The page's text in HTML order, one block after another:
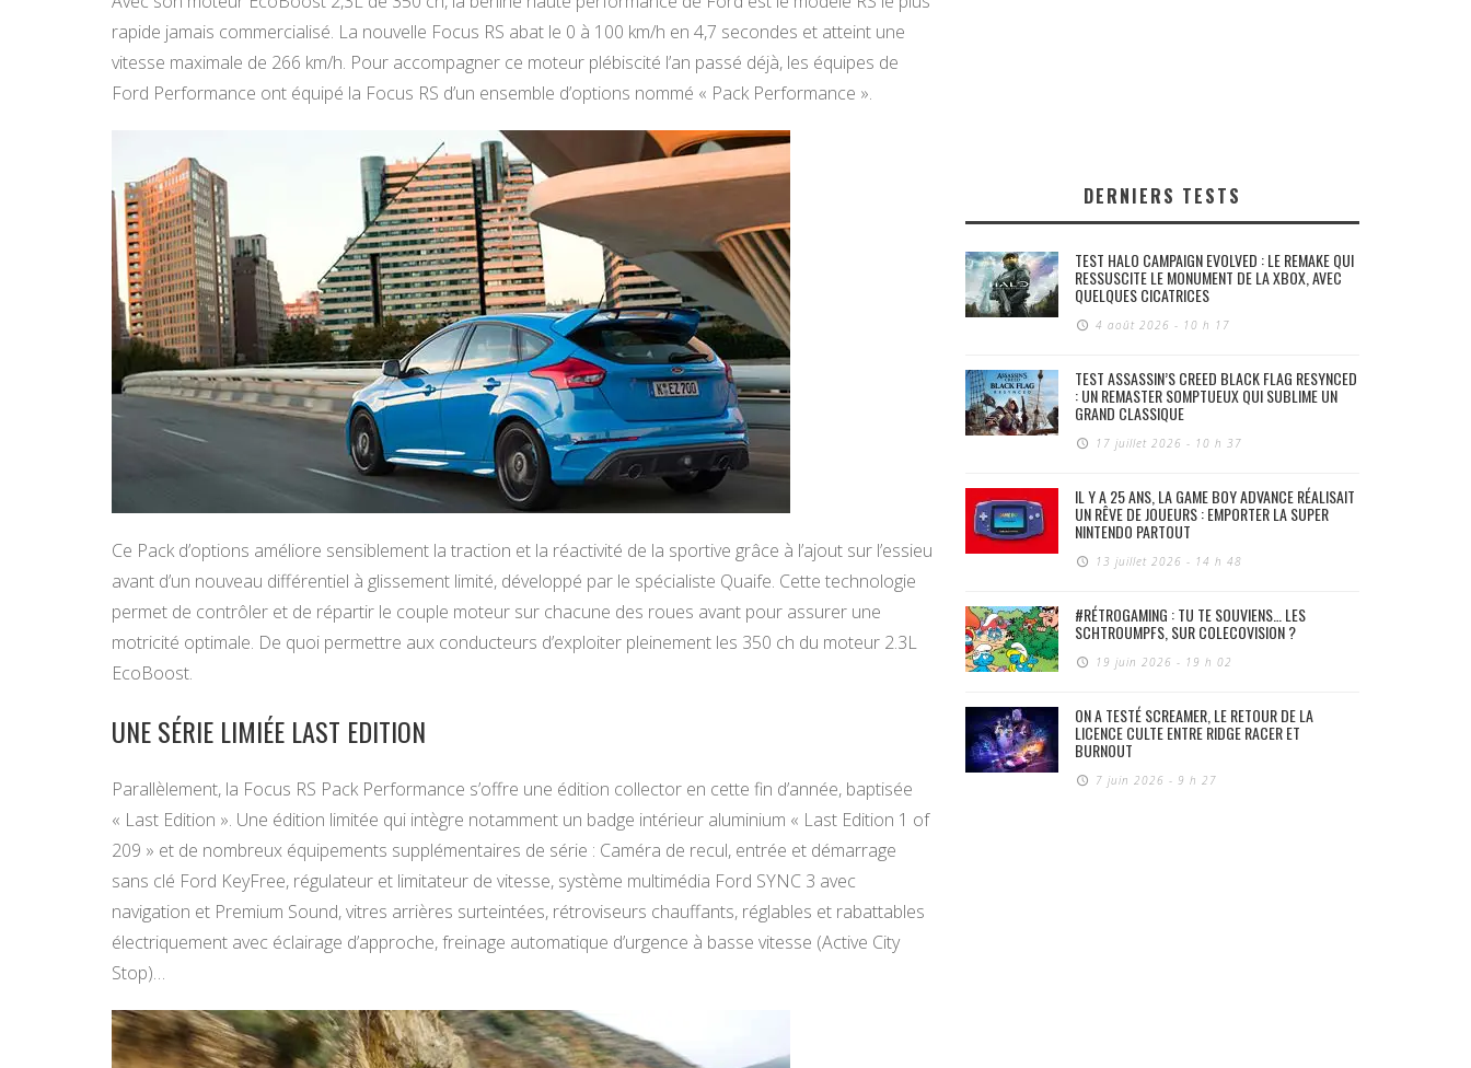
rapide jamais commercialisé. La nouvelle Focus RS abat le 0 à 100 km/h en 4,7 secondes et atteint une
vitesse maximale de 266 km/h. Pour accompagner ce moteur plébiscité l’an passé déjà, les équipes de
Ford Performance ont équipé la Focus RS d’un ensemble d’options nommé « Pack Performance ».
Ce Pack d’options améliore sensiblement la traction et la réactivité de la sportive grâce à l’ajout sur l’essieu
avant d’un nouveau différentiel à glissement limité, développé par le spécialiste Quaife. Cette technologie
permet de contrôler et de répartir le couple moteur sur chacune des roues avant pour assurer une
motricité optimale. De quoi permettre aux conducteurs d’exploiter pleinement les 350 ch du moteur 2.3L
EcoBoost.
UNE SÉRIE LIMIÉE LAST EDITION
Parallèlement, la Focus RS Pack Performance s’offre une édition collector en cette fin d’année, baptisée
« Last Edition ». Une édition limitée qui intègre notamment un badge intérieur aluminium « Last Edition 1 of
209 » et de nombreux équipements supplémentaires de série : Caméra de recul, entrée et démarrage
sans clé Ford KeyFree, régulateur et limitateur de vitesse, système multimédia Ford SYNC 3 avec
navigation et Premium Sound, vitres arrières surteintées, rétroviseurs chauffants, réglables et rabattables
électriquement avec éclairage d’approche, freinage automatique d’urgence à basse vitesse (Active City
Stop)…
DERNIERS TESTS
TEST HALO CAMPAIGN EVOLVED : LE REMAKE QUI
RESSUSCITE LE MONUMENT DE LA XBOX, AVEC
QUELQUES CICATRICES
4 août 2026 - 10 h 17
TEST ASSASSIN’S CREED BLACK FLAG RESYNCED
: UN REMASTER SOMPTUEUX QUI SUBLIME UN
GRAND CLASSIQUE
17 juillet 2026 - 10 h 37
IL Y A 25 ANS, LA GAME BOY ADVANCE RÉALISAIT
UN RÊVE DE JOUEURS : EMPORTER LA SUPER
NINTENDO PARTOUT
13 juillet 2026 - 14 h 48
#RÉTROGAMING : TU TE SOUVIENS… LES
SCHTROUMPFS, SUR COLECOVISION ?
19 juin 2026 - 19 h 02
ON A TESTÉ SCREAMER, LE RETOUR DE LA
LICENCE CULTE ENTRE RIDGE RACER ET
BURNOUT
7 juin 2026 - 9 h 27